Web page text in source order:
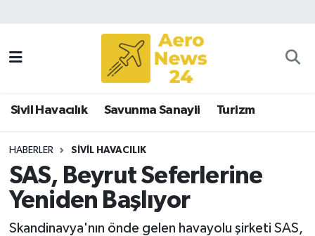
Sivil Havacılık Savunma Sanayii Turizm
HABERLER SIVIL HAVACILIK
SAS, Beyrut Seferlerine
Yeniden Başlıyor
Skandinavya'nın önde gelen havayolu şirketi SAS,